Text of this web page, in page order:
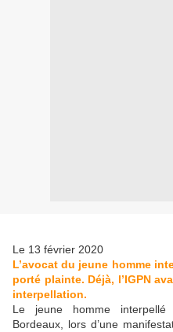
Le 13 février 2020
L’avocat du jeune homme
porté plainte. Déjà, l’IGPN
interpellation.
Le jeune homme
Bordeaux, lors d’une